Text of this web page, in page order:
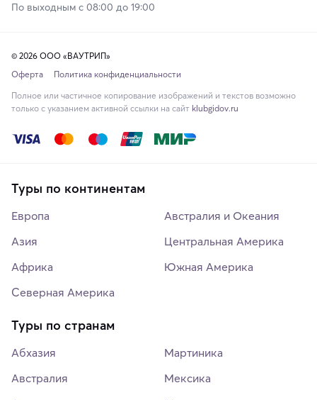
По выходным с 08:00 до 19:00
© 2026 ООО «ВАУТРИП»
Оферта
Политика конфиденциальности
Полное или частичное копирование изображений и текстов возможно
только с указанием активной ссылки на сайт klubgidov.ru
Туры по континентам
Европа
Азия
Африка
Северная Америка
Австралия и Океания
Центральная Америка
Южная Америка
Туры по странам
Абхазия
Австралия
Мартиника
Мексика